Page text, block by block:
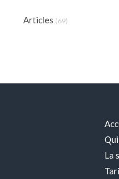
Articles (69)
La